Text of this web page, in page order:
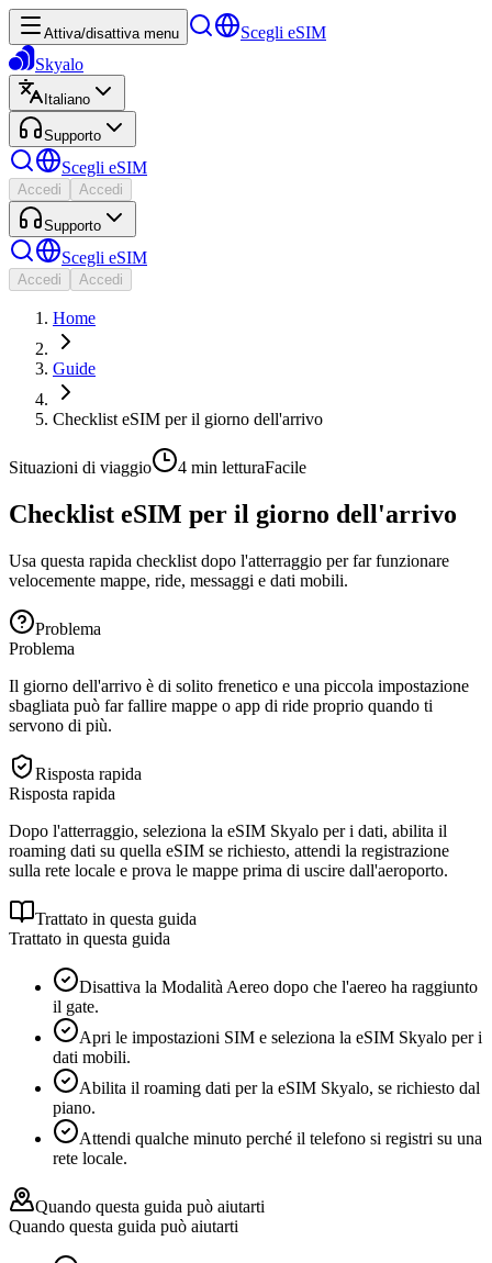
Attiva/disattiva menu
Scegli eSIM
Skyalo
Italiano
Supporto
Scegli eSIM
Accedi Accedi
Supporto
Scegli eSIM
Accedi Accedi
Home
Guide
Checklist eSIM per il giorno dell'arrivo
Situazioni di viaggio 4 min letturaFacile
Checklist eSIM per il giorno dell'arrivo
Usa questa rapida checklist dopo l'atterraggio per far funzionare
velocemente mappe, ride, messaggi e dati mobili.
Problema
Problema
Il giorno dell'arrivo è di solito frenetico e una piccola impostazione
sbagliata può far fallire mappe o app di ride proprio quando ti
servono di più.
Risposta rapida
Risposta rapida
Dopo l'atterraggio, seleziona la eSIM Skyalo per i dati, abilita il
roaming dati su quella eSIM se richiesto, attendi la registrazione
sulla rete locale e prova le mappe prima di uscire dall'aeroporto.
Trattato in questa guida
Trattato in questa guida
Disattiva la Modalità Aereo dopo che l'aereo ha raggiunto
il gate.
Apri le impostazioni SIM e seleziona la eSIM Skyalo per i
dati mobili.
Abilita il roaming dati per la eSIM Skyalo, se richiesto dal
piano.
Attendi qualche minuto perché il telefono si registri su una
rete locale.
Quando questa guida può aiutarti
Quando questa guida può aiutarti